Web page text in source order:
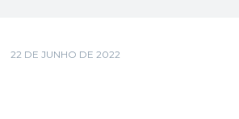
22 DE JUNHO DE 2022